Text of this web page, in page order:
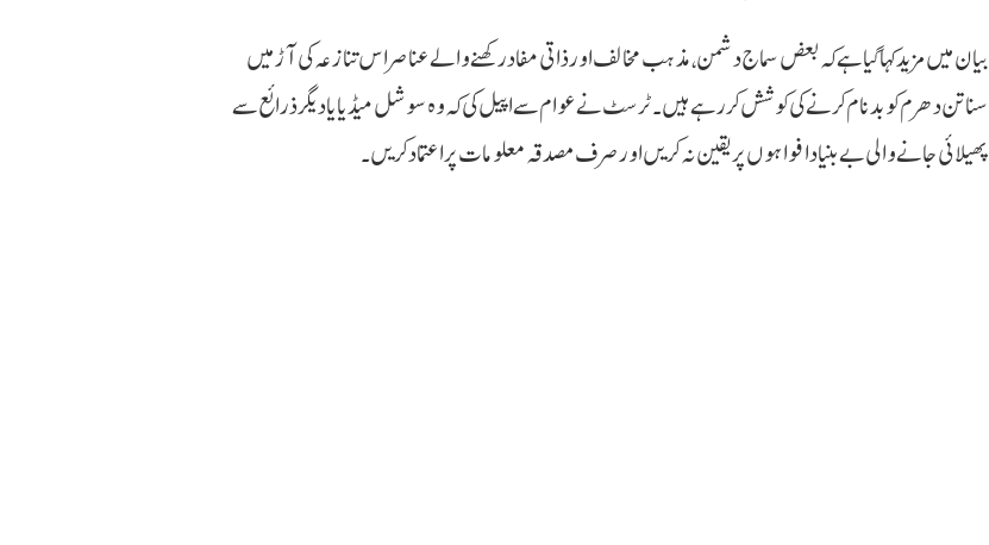
بیان میں مزید کہا گیا ہے کہ بعض سماج دشمن، مذہب مخالف اور ذاتی مفاد رکھنے والے عناصر اس تنازعہ کی آڑ میں
سناتن دھرم کو بدنام کرنے کی کوشش کر رہے ہیں۔ ٹرسٹ نے عوام سے اپیل کی کہ وہ سوشل میڈیا یا دیگر ذرائع سے
پھیلائی جانے والی بے بنیاد افواہوں پر یقین نہ کریں اور صرف مصدقہ معلومات پر اعتماد کریں۔